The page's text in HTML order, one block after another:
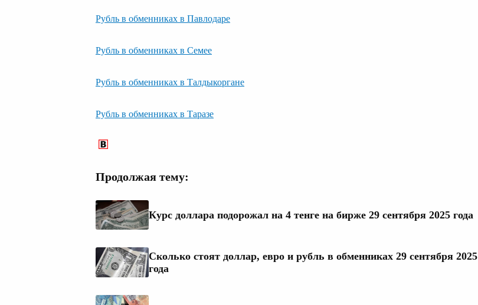
Рубль в обменниках в Павлодаре
Рубль в обменниках в Семее
Рубль в обменниках в Талдыкоргане
Рубль в обменниках в Таразе
Продолжая тему:
Курс доллара подорожал на 4 тенге на бирже 29 сентября 2025 года
Сколько стоят доллар, евро и рубль в обменниках 29 сентября 2025
года